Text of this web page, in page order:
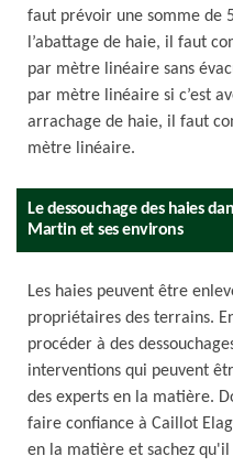
faut prévoir une somme de
l’abattage de haie, il faut
par mètre linéaire sans
par mètre linéaire si c’est
arrachage de haie, il faut
mètre linéaire.
Le dessouchage des haies
Martin et ses environs
Les haies peuvent être
propriétaires des terrains.
procéder à des
interventions qui peuvent
des experts en la matière.
faire confiance à Caillot
en la matière et sachez